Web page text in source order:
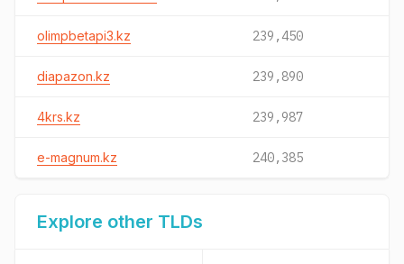
olimpbetapi3.kz 239,450
diapazon.kz 239,890
4krs.kz 239,987
e-magnum.kz 240,385
Explore other TLDs